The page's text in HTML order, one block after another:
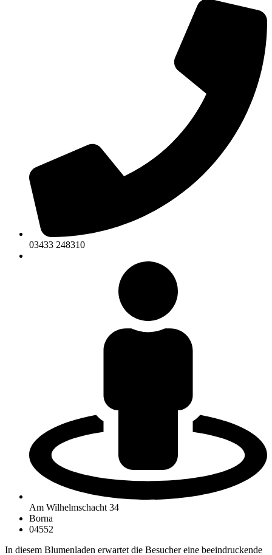
03433 248310
Am Wilhelmschacht 34
Borna
04552
In diesem Blumenladen erwartet die Besucher eine beeindruckende